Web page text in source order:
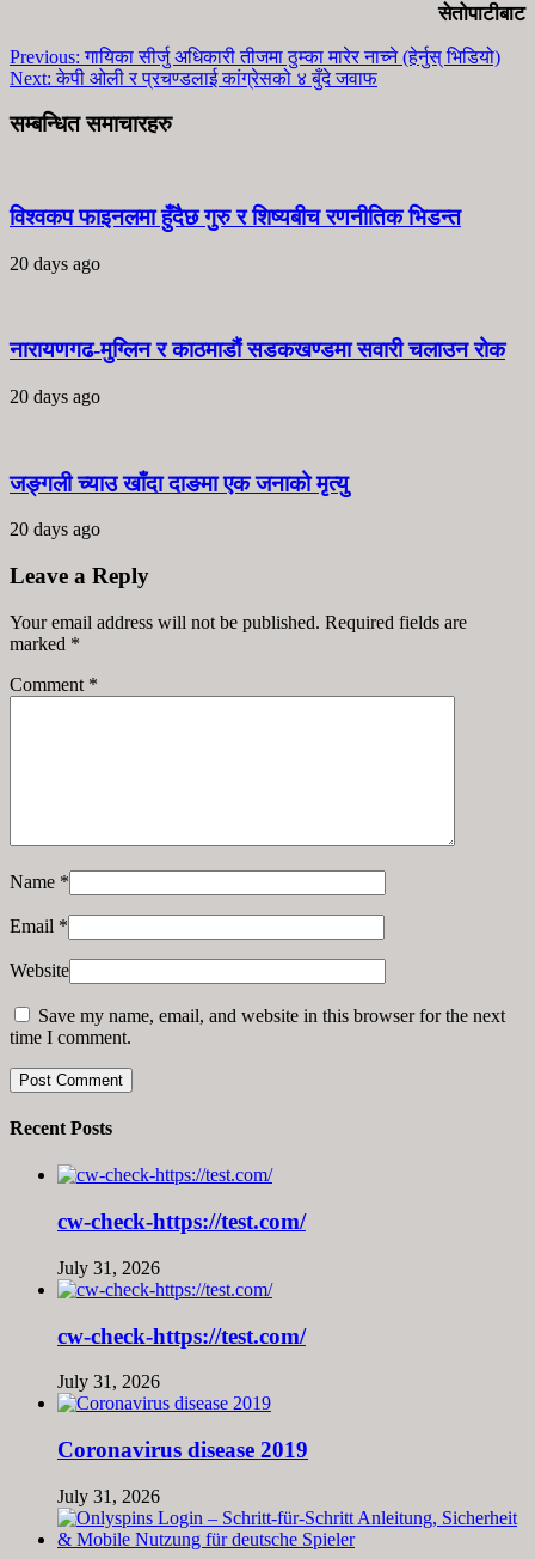
सेतोपाटीबाट
Previous: गायिका सीर्जु अधिकारी तीजमा ठुम्का मारेर नाच्ने (हेर्नुस् भिडियो)
Next: केपी ओली र प्रचण्डलाई कांग्रेसको ४ बुँदे जवाफ
सम्बन्धित समाचारहरु
विश्वकप फाइनलमा हुँदैछ गुरु र शिष्यबीच रणनीतिक भिडन्त
20 days ago
नारायणगढ-मुग्लिन र काठमाडौं सडकखण्डमा सवारी चलाउन रोक
20 days ago
जङ्गली च्याउ खाँदा दाङमा एक जनाको मृत्यु
20 days ago
Leave a Reply
Your email address will not be published. Required fields are
marked *
Comment *
Name *
Email *
Website
Save my name, email, and website in this browser for the next
time I comment.
Recent Posts
cw-check-https://test.com/
July 31, 2026
cw-check-https://test.com/
July 31, 2026
Coronavirus disease 2019
July 31, 2026